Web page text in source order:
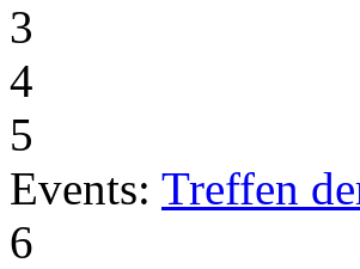
3
4
5
Events: Treffen
6